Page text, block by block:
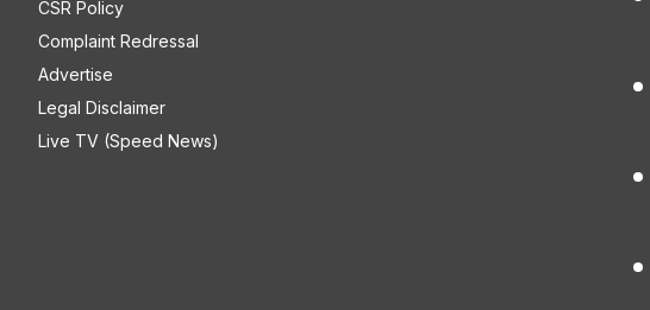
CSR Policy
Complaint Redressal
Advertise
Legal Disclaimer
Live TV (Speed News)